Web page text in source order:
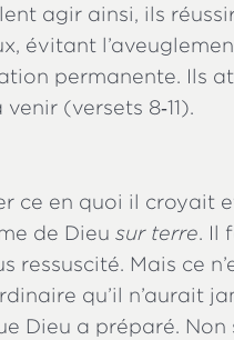
agir ainsi, ils
évitant
permanente. Ils
(versets 8‑11).
ce en quoi il croyait
de Dieusur terre. Il
ressuscité. Mais ce
qu’il n’aurait
Dieu a préparé.